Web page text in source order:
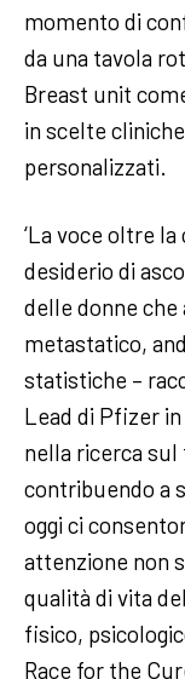
momento di
da una tavola
Breast unit
in scelte
personalizzati.
‘La voce oltre la
desiderio di
delle donne
metastatico,
statistiche –
Lead di Pfizer
nella ricerca
contribuendo a
oggi ci
attenzione non
qualità di vita
fisico,
Race for the